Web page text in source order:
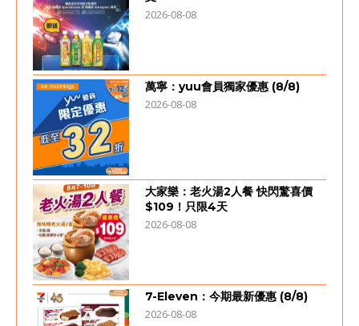
2026-08-08
萬寧：yuu會員獨家優惠 (8/8)
2026-08-08
大家樂：老火湯2人餐 快閃驚喜價
$109！只限4天
2026-08-08
7-Eleven：今期最新優惠 (8/8)
2026-08-08